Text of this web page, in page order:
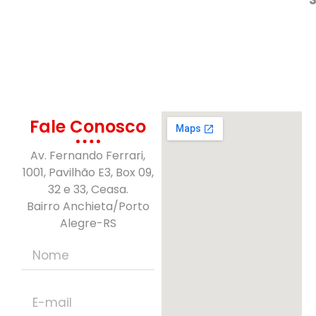
Fale Conosco
Av. Fernando Ferrari,
1001, Pavilhão E3, Box 09,
32 e 33, Ceasa.
Bairro Anchieta/Porto
Alegre-RS